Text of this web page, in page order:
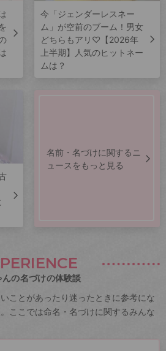
今「ジェンダーレスネー
ム」が空前のブーム！男女
どちらもアリ♡【2026年
上半期】人気のヒットネー
ムは？
名前・名づけに関するニ
ュースをもっと見る
んの名づけの体験談
ことがあったり迷ったときに参考にな
ここでは命名・名づけに関するみんな